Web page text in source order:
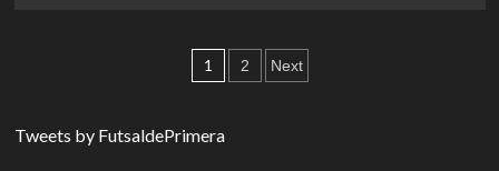
Paginación
entradas
1 2 Next
Tweets by FutsaldePrimera